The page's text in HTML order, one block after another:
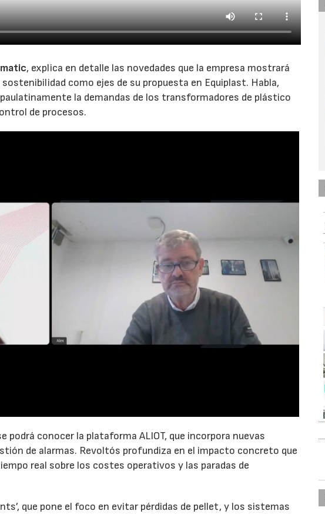
, explica en detalle las novedades que la empresa mostrará
como ejes de su propuesta en Equiplast. Habla,
la demandas de los transformadores de plástico
de procesos.
podrá conocer la plataforma ALIOT, que incorpora nuevas
de alarmas. Revoltós profundiza en el impacto concreto que
real sobre los costes operativos y las paradas de
que pone el foco en evitar pérdidas de pellet, y los sistemas
23/07/2026